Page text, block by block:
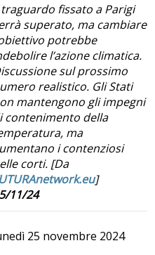
fissato a Parigi
superato, ma cambiare
potrebbe
l’azione climatica.
sul prossimo
realistico. Gli Stati
mantengono gli impegni
contenimento della
ma
i contenziosi
corti. [Da
]
11/24
25 novembre 2024